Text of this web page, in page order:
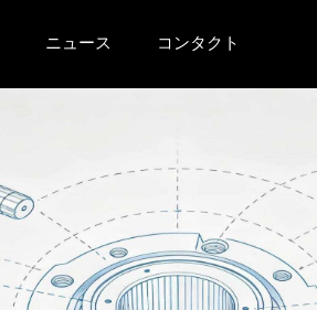
ニュース コンタクト